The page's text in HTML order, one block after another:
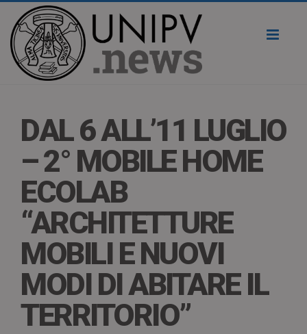
DAL 6 ALL’11 LUGLIO
– 2° MOBILE HOME
ECOLAB
“ARCHITETTURE
MOBILI E NUOVI
MODI DI ABITARE IL
TERRITORIO”